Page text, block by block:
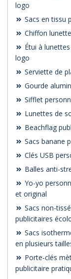
logo
Sacs en tissu
Chiffon
Étui à
logo
Serviette de
Gourde
Sifflet
Lunettes de
Beachflag
Sacs banane
Clés USB
Balles anti-
Yo-yo
et original
Sacs non-
publicitaires
Sacs
en plusieurs
Porte-clés
publicitaire